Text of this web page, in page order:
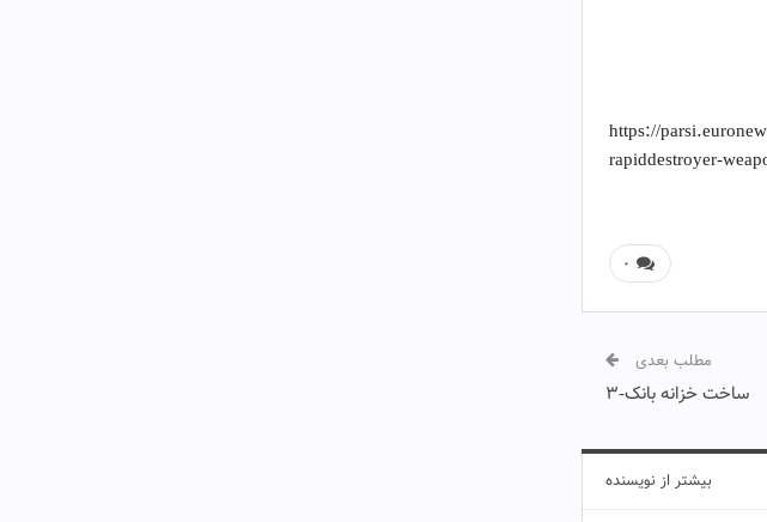
https://
rapiddestroyer-
۰
مطلب بعدی
ساخت خزانه بانک-۳
بیشتر از نویسنده